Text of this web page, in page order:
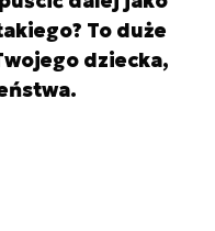
To duże
dziecka,